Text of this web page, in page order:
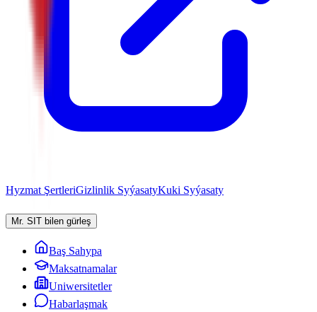
Hyzmat ŞertleriGizlinlik SyýasatyKuki Syýasaty
Mr. SIT bilen gürleş
Baş Sahypa
Maksatnamalar
Uniwersitetler
Habarlaşmak